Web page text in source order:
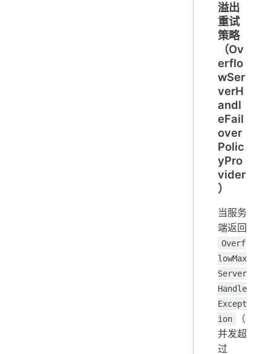
溢出
重试
策略
（Ov
erflo
wSer
verH
andl
eFail
over
Polic
yPro
vider
）
当服务
端返回
Overf
lowMax
Server
Handle
Except
ion
（
并发超
过